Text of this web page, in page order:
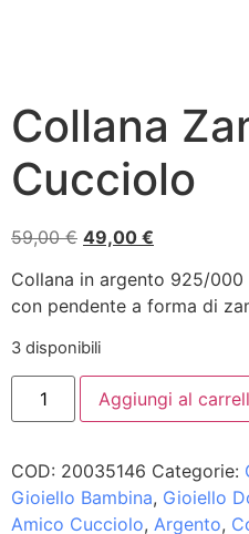
Collana
Cucciolo
59,00€ 49,00 €
Collana in argento 925/
con pendente a forma di
3 disponibili
Aggiungi al
COD: 20035146 Categorie:
Gioiello Bambina, Gioiello
Amico Cucciolo, Argento,